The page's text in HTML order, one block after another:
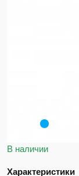
В наличии
Характеристики